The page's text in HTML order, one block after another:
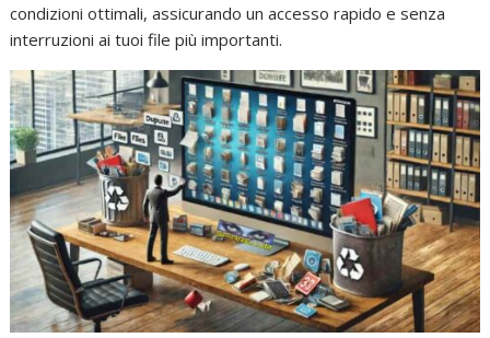
condizioni ottimali, assicurando un accesso rapido e senza
interruzioni ai tuoi file più importanti.